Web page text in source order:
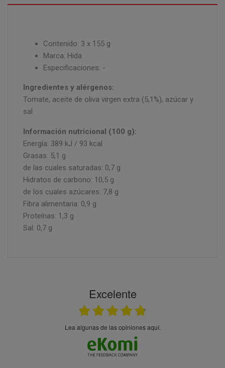
Contenido: 3 x 155 g
Marca: Hida
Especificaciones: -
Ingredientes y alérgenos:
Tomate, aceite de oliva virgen extra (5,1%), azúcar y
sal.
Información nutricional (100 g):
Energía: 389 kJ / 93 kcal
Grasas: 5,1 g
de las cuales saturadas: 0,7 g
Hidratos de carbono: 10,5 g
de los cuales azúcares: 7,8 g
Fibra alimentaria: 0,9 g
Proteínas: 1,3 g
Sal: 0,7 g
Excelente
Lea algunas de las opiniones aquí.